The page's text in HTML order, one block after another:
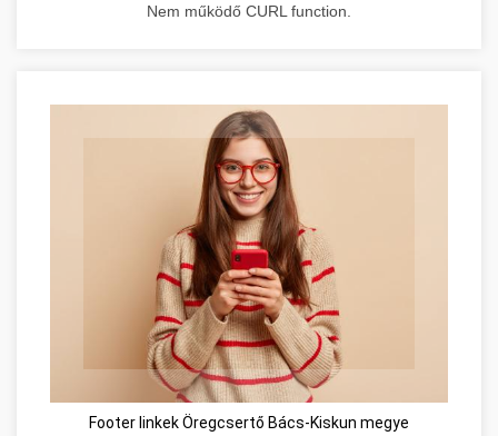
Nem működő CURL function.
Footer linkek Öregcsertő Bács-Kiskun megye